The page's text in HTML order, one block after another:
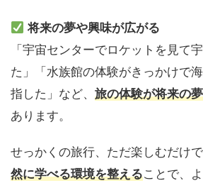
将来の夢や興味が広がる
「宇宙センターでロケットを見て
た」「水族館の体験がきっかけで
指した」など、 旅の体験が将来の
あります。
せっかくの旅行、ただ楽しむだけで
然に学べる環境を整えることで、